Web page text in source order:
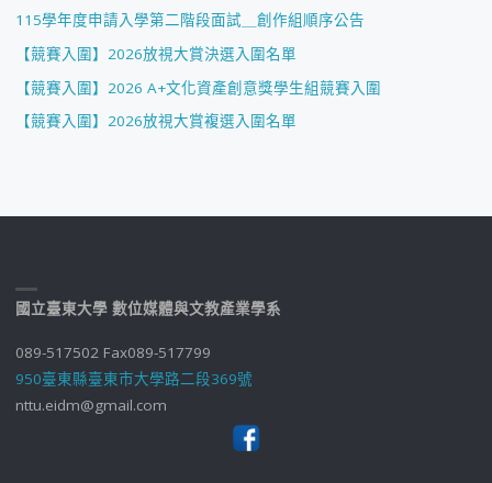
115學年度申請入學第二階段面試＿創作組順序公告
【競賽入圍】2026放視大賞決選入圍名單
【競賽入圍】2026 A+文化資產創意獎學生組競賽入圍
【競賽入圍】2026放視大賞複選入圍名單
國立臺東大學 數位媒體與文教產業學系
089-517502 Fax089-517799
950臺東縣臺東市大學路二段369號
nttu.eidm@gmail.com